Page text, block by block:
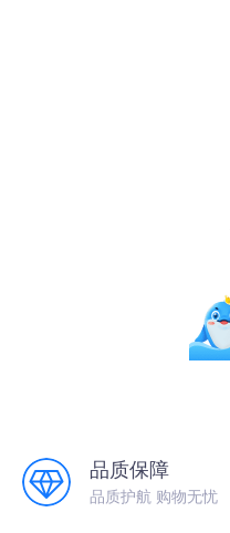
品质保障
品质护航 购物无忧